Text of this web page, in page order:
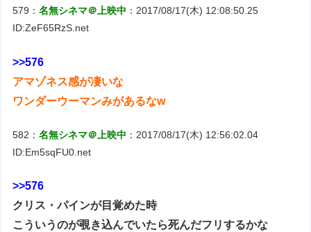
579：名無シネマ＠上映中 ：2017/08/17(木) 12:08:50.25
ID:ZeF65RzS.net
>>576
アマゾネス感が凄いな
ワンダーウーマンみがあるなw
582：名無シネマ＠上映中 ：2017/08/17(木) 12:56:02.04
ID:Em5sqFU0.net
>>576
クリス・パインが目覚めた時
こういうのが覗き込んでいたら死んだフリするかな